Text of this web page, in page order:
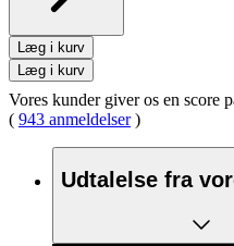
Læg i kurv
Læg i kurv
Vores kunder giver os en score
( 943 anmeldelser)
Udtalelse fra